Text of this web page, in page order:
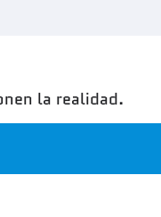
la realidad.